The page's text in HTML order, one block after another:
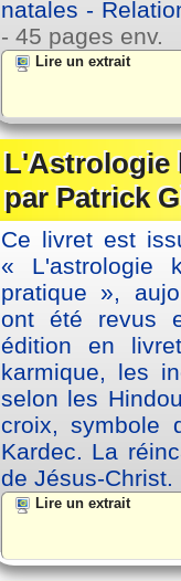
natales -
- 45 pages env.
Lire un extrait
L'Astrologie
par Patrick
Ce livret est
« L'astrologie
pratique »,
ont été revus
édition en
karmique, les
selon les
croix, symbole
Kardec. La
de Jésus-Christ.
Lire un extrait